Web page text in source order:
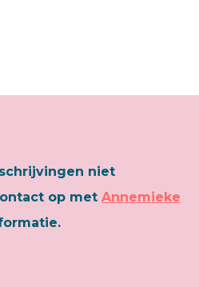
niet
op met Annemieke